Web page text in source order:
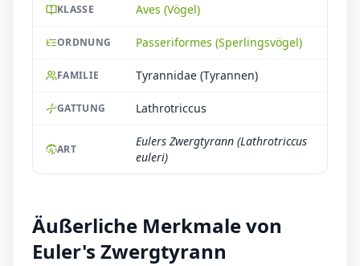
KLASSE Aves (Vögel)
ORDNUNG Passeriformes (Sperlingsvögel)
FAMILIE Tyrannidae (Tyrannen)
GATTUNG Lathrotriccus
ART
Eulers Zwergtyrann (Lathrotriccus
euleri)
Äußerliche Merkmale von
Euler's Zwergtyrann